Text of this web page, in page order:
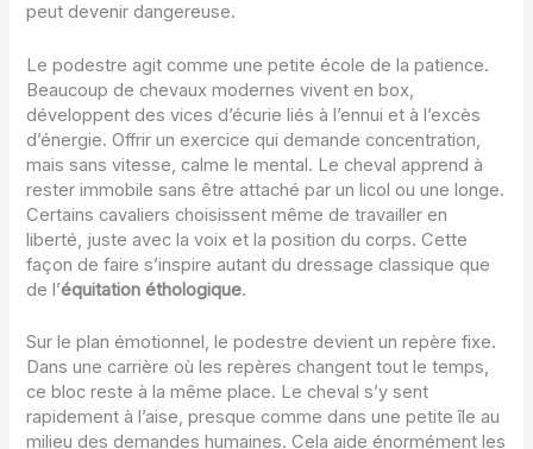
peut devenir dangereuse.
Le podestre agit comme une petite école de la patience.
Beaucoup de chevaux modernes vivent en box,
développent des vices d’écurie liés à l’ennui et à l’excès
d’énergie. Offrir un exercice qui demande concentration,
mais sans vitesse, calme le mental. Le cheval apprend à
rester immobile sans être attaché par un licol ou une longe.
Certains cavaliers choisissent même de travailler en
liberté, juste avec la voix et la position du corps. Cette
façon de faire s’inspire autant du dressage classique que
de l’équitation éthologique.
Sur le plan émotionnel, le podestre devient un repère fixe.
Dans une carrière où les repères changent tout le temps,
ce bloc reste à la même place. Le cheval s’y sent
rapidement à l’aise, presque comme dans une petite île au
milieu des demandes humaines. Cela aide énormément les